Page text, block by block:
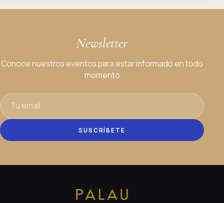
Newsletter
Conoce nuestros eventos para estar informado en todo
momento
SUSCRÍBETE